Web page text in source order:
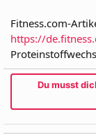
Fitness.com-
https://
Du musst